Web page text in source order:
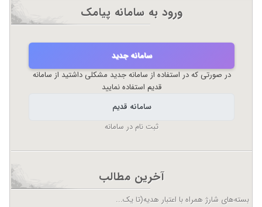
ورود به سامانه پیامک
سامانه جدید
در صورتی که در استفاده از سامانه جدید مشکلی داشتید از سامانه
قدیم استفاده نمایید
سامانه قدیم
ثبت نام در سامانه
آخرین مطالب
بسته‌های شارژ همراه با اعتبار هدیه(تا یک...